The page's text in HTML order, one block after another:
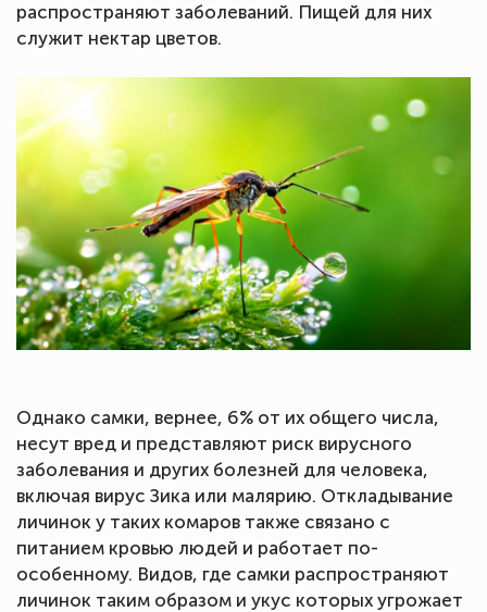
распространяют заболеваний. Пищей для них
служит нектар цветов.
Однако самки, вернее, 6% от их общего числа,
несут вред и представляют риск вирусного
заболевания и других болезней для человека,
включая вирус Зика или малярию. Откладывание
личинок у таких комаров также связано с
питанием кровью людей и работает по-
особенному. Видов, где самки распространяют
личинок таким образом и укус которых угрожает